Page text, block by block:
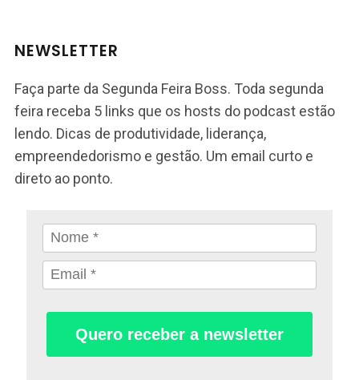
NEWSLETTER
Faça parte da Segunda Feira Boss. Toda segunda
feira receba 5 links que os hosts do podcast estão
lendo. Dicas de produtividade, liderança,
empreendedorismo e gestão. Um email curto e
direto ao ponto.
Quero receber a newsletter